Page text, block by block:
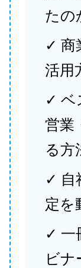
たの
✓ 商
活用
✓ ベ
営業
る方
✓ 自
定を
✓ 一
ビナ